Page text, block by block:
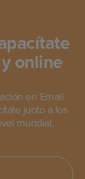
online
en Email
junto a los
mundial.